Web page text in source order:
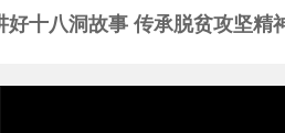
好十八洞故事 传承脱贫攻坚精